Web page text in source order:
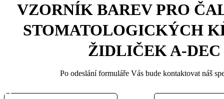
VZORNÍK BAREV PRO
STOMATOLOGICKÝCH
ŽIDLIČEK A-DEC
Po odeslání formuláře Vás bude kontaktovat náš